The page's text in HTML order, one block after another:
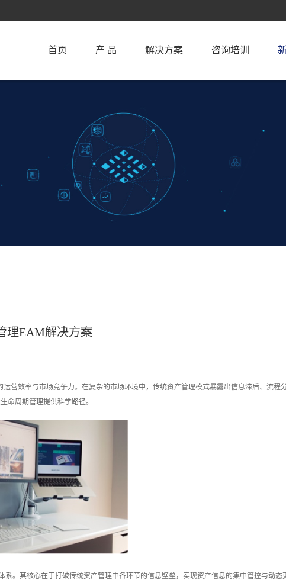
首页 产 品 解决方案 咨询培训
理EAM解决方案
营效率与市场竞争力。在复杂的市场环境中，传统资产管理模式暴露出信息滞后、流程
命周期管理提供科学路径。
。其核心在于打破传统资产管理中各环节的信息壁垒，实现资产信息的集中管控与动态